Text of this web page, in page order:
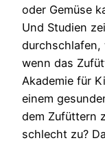
oder Gemüse
Und Studien
durchschlafen,
wenn das
Akademie für
einem
dem Zufüttern
schlecht zu?